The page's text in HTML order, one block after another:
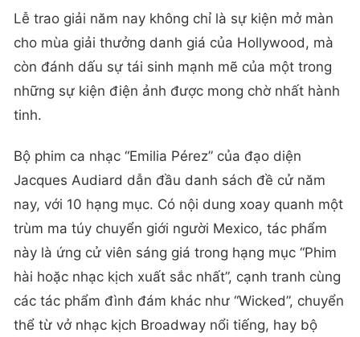
Lễ trao giải năm nay không chỉ là sự kiện mở màn
cho mùa giải thưởng danh giá của Hollywood, mà
còn đánh dấu sự tái sinh mạnh mẽ của một trong
những sự kiện điện ảnh được mong chờ nhất hành
tinh.
Bộ phim ca nhạc “Emilia Pérez” của đạo diện
Jacques Audiard dẫn đầu danh sách đề cử năm
nay, với 10 hạng mục. Có nội dung xoay quanh một
trùm ma túy chuyển giới người Mexico, tác phẩm
này là ứng cử viên sáng giá trong hạng mục “Phim
hài hoặc nhạc kịch xuất sắc nhất”, cạnh tranh cùng
các tác phẩm đình đám khác như “Wicked”, chuyển
thể từ vở nhạc kịch Broadway nổi tiếng, hay bộ